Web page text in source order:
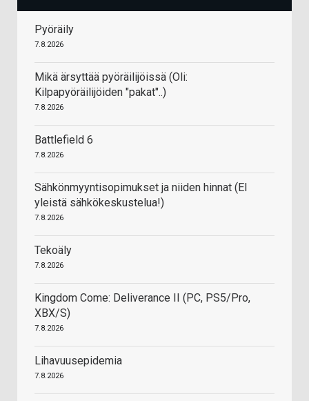
Pyöräily
7.8.2026
Mikä ärsyttää pyöräilijöissä (Oli:
Kilpapyöräilijöiden "pakat"..)
7.8.2026
Battlefield 6
7.8.2026
Sähkönmyyntisopimukset ja niiden hinnat (EI
yleistä sähkökeskustelua!)
7.8.2026
Tekoäly
7.8.2026
Kingdom Come: Deliverance II (PC, PS5/Pro,
XBX/S)
7.8.2026
Lihavuusepidemia
7.8.2026